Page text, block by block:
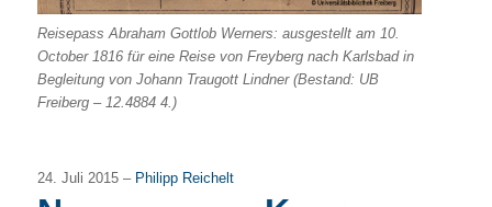
Reisepass Abraham Gottlob Werners: ausgestellt am 10.
October 1816 für eine Reise von Freyberg nach Karlsbad in
Begleitung von Johann Traugott Lindner (Bestand: UB
Freiberg – 12.4884 4.)
24. Juli 2015 – Philipp Reichelt